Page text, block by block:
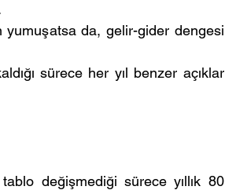
yumuşatsa da, gelir-gider dengesi
sürece her yıl benzer açıklar
değişmediği sürece yıllık 80